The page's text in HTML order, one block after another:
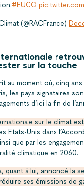
#EUCO
(@RACFrance)
sur la touche
au moment où, cinq
les pays signataires
d’ici la fin de
sur le climat
Etats-Unis dans
que par les
climatique en 2060.
quant à lui, annoncé la
réduire ses émissions de